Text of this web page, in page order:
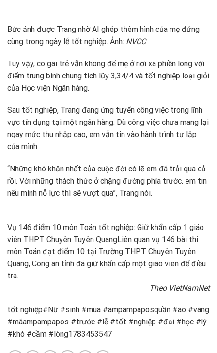
Bức ảnh được Trang nhờ AI ghép thêm hình của mẹ đứng
cùng trong ngày lễ tốt nghiệp. Ảnh: NVCC
Tuy vậy, cô gái trẻ vẫn không để mẹ ở nơi xa phiền lòng với
điểm trung bình chung tích lũy 3,34/4 và tốt nghiệp loại giỏi
của Học viện Ngân hàng.
Sau tốt nghiệp, Trang đang ứng tuyển công việc trong lĩnh
vực tín dụng tại một ngân hàng. Dù công việc chưa mang lại
ngay mức thu nhập cao, em vẫn tin vào hành trình tự lập
của mình.
“Những khó khăn nhất của cuộc đời có lẽ em đã trải qua cả
rồi. Với những thách thức ở chặng đường phía trước, em tin
nếu mình nỗ lực thì sẽ vượt qua”, Trang nói.
Vụ 146 điểm 10 môn Toán tốt nghiệp: Giữ khẩn cấp 1 giáo
viên THPT Chuyên Tuyên QuangLiên quan vụ 146 bài thi
môn Toán đạt điểm 10 tại Trường THPT Chuyên Tuyên
Quang, Công an tỉnh đã giữ khẩn cấp một giáo viên để điều
tra.
Theo VietNamNet
tốt nghiệp#Nữ #sinh #mua #ampampaposquần #áo #vàng
#mãampampapos #trước #lễ #tốt #nghiệp #đại #học #lý
#khó #cầm #lòng1783453547